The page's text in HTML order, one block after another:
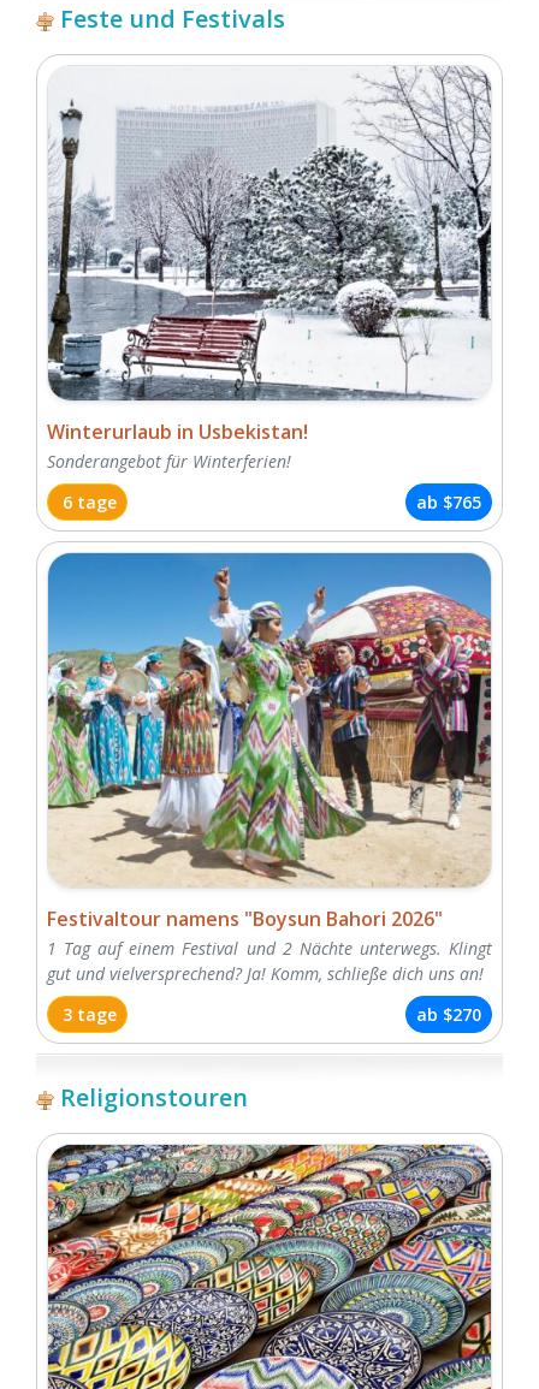
Feste und Festivals
Winterurlaub in Usbekistan!
Sonderangebot für Winterferien!
6 tage
ab $765
Festivaltour namens "Boysun Bahori 2026"
1 Tag auf einem Festival und 2 Nächte unterwegs. Klingt
gut und vielversprechend? Ja! Komm, schließe dich uns an!
3 tage
ab $270
Religionstouren